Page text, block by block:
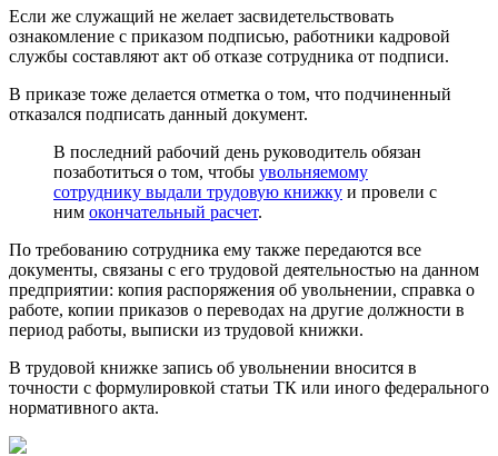
Если же служащий не желает засвидетельствовать
ознакомление с приказом подписью, работники кадровой
службы составляют акт об отказе сотрудника от подписи.
В приказе тоже делается отметка о том, что подчиненный
отказался подписать данный документ.
В последний рабочий день руководитель обязан
позаботиться о том, чтобы увольняемому
сотруднику выдали трудовую книжку и провели с
ним окончательный расчет.
По требованию сотрудника ему также передаются все
документы, связаны с его трудовой деятельностью на данном
предприятии: копия распоряжения об увольнении, справка о
работе, копии приказов о переводах на другие должности в
период работы, выписки из трудовой книжки.
В трудовой книжке запись об увольнении вносится в
точности с формулировкой статьи ТК или иного федерального
нормативного акта.